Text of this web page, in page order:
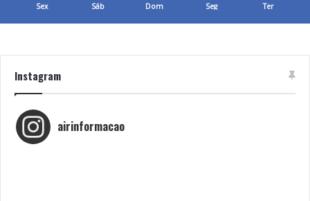
Sex Sáb Dom Seg Ter
Instagram
airinformacao